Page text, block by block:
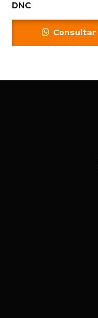
DNC
Consultar